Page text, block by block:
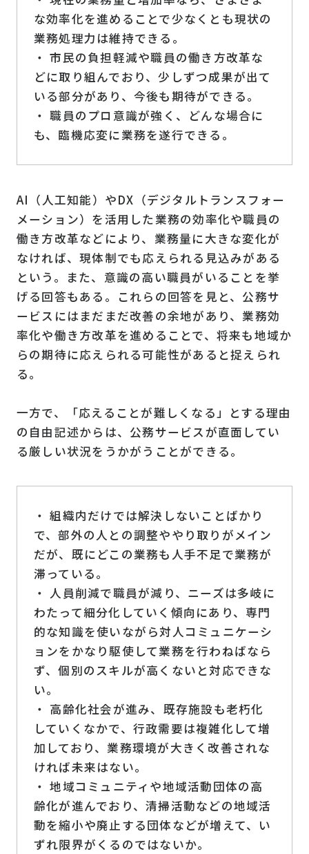
な効率化を進めることで少なくとも現状の
業務処理力は維持できる。
・ 市民の負担軽減や職員の働き方改革な
どに取り組んでおり、少しずつ成果が出て
いる部分があり、今後も期待ができる。
・ 職員のプロ意識が強く、どんな場合に
も、臨機応変に業務を遂行できる。
AI（人工知能）やDX（デジタルトランスフォー
メーション）を活用した業務の効率化や職員の
働き方改革などにより、業務量に大きな変化が
なければ、現体制でも応えられる見込みがある
という。また、意識の高い職員がいることを挙
げる回答もある。これらの回答を見と、公務サ
ービスにはまだまだ改善の余地があり、業務効
率化や働き方改革を進めることで、将来も地域か
らの期待に応えられる可能性があると捉えられ
る。
一方で、「応えることが難しくなる」とする理由
の自由記述からは、公務サービスが直面してい
る厳しい状況をうかがうことができる。
・ 組織内だけでは解決しないことばかり
で、部外の人との調整ややり取りがメイン
だが、既にどこの業務も人手不足で業務が
滞っている。
・ 人員削減で職員が減り、ニーズは多岐に
わたって細分化していく傾向にあり、専門
的な知識を使いながら対人コミュニケーシ
ョンをかなり駆使して業務を行わねばなら
ず、個別のスキルが高くないと対応できな
い。
・ 高齢化社会が進み、既存施設も老朽化
していくなかで、行政需要は複雑化して増
加しており、業務環境が大きく改善されな
ければ未来はない。
・ 地域コミュニティや地域活動団体の高
齢化が進んでおり、清掃活動などの地域活
動を縮小や廃止する団体などが増えて、い
ずれ限界がくるのではないか。